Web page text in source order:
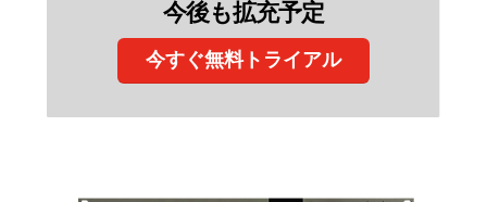
今後も拡充予定
今すぐ無料トライアル